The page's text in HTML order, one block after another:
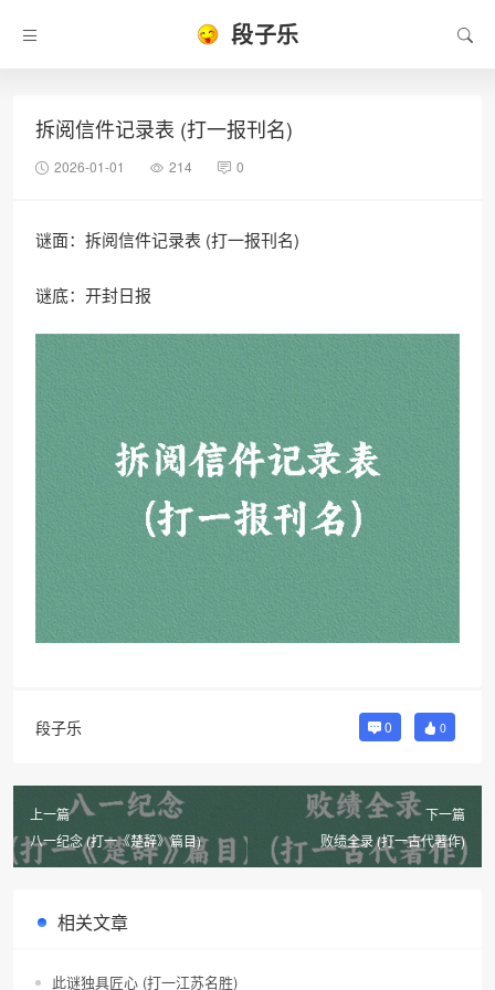
段子乐
拆阅信件记录表 (打一报刊名)
2026-01-01 214 0
谜面：拆阅信件记录表 (打一报刊名)
谜底：开封日报
段子乐 0 0
上一篇
八一纪念 (打一《楚辞》篇目)
下一篇
败绩全录 (打一古代著作)
相关文章
此谜独具匠心 (打一江苏名胜)